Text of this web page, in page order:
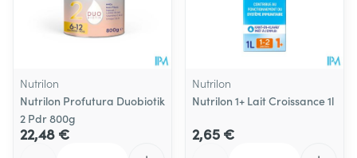
Nutrilon
Nutrilon Profutura Duobiotik
2 Pdr 800g
22,48 €
Nutrilon
Nutrilon 1+ Lait Croissance 1l
2,65 €